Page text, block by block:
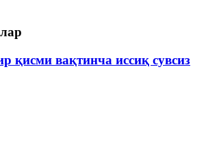
қисми вақтинча иссиқ сувсиз